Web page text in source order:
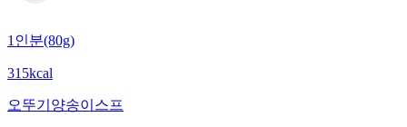
1인분(80g)
315kcal
오뚜기 양송이스프